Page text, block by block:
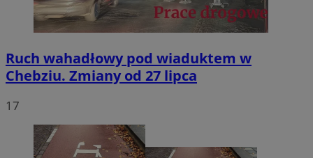
Ruch wahadłowy pod wiaduktem w
Chebziu. Zmiany od 27 lipca
17